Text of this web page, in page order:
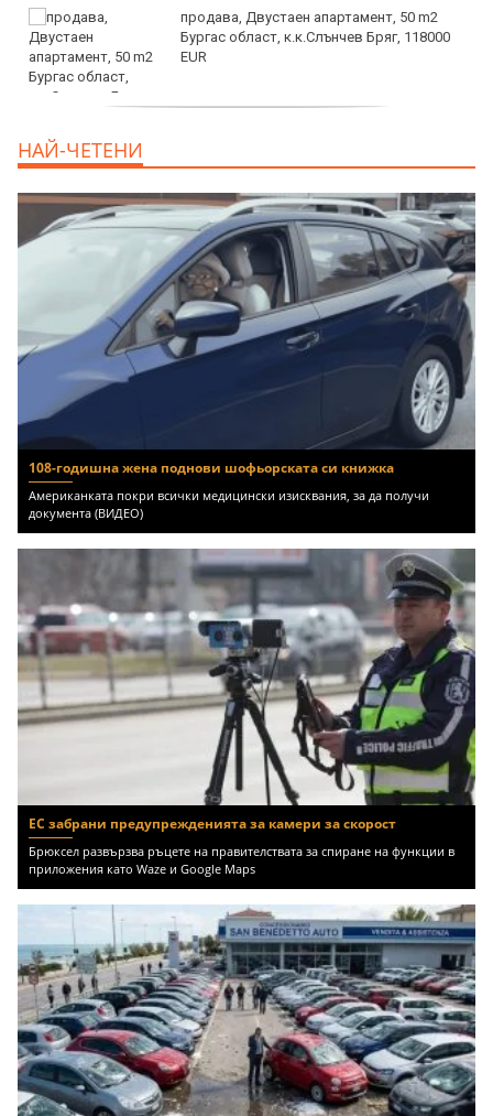
продава, Двустаен апартамент, 50 m2
Бургас област, к.к.Слънчев Бряг, 118000
EUR
НАЙ-ЧЕТЕНИ
108-годишна жена поднови шофьорската си книжка
Американката покри всички медицински изисквания, за да получи
документа (ВИДЕО)
ЕС забрани предупрежденията за камери за скорост
Брюксел развързва ръцете на правителствата за спиране на функции в
приложения като Waze и Google Maps